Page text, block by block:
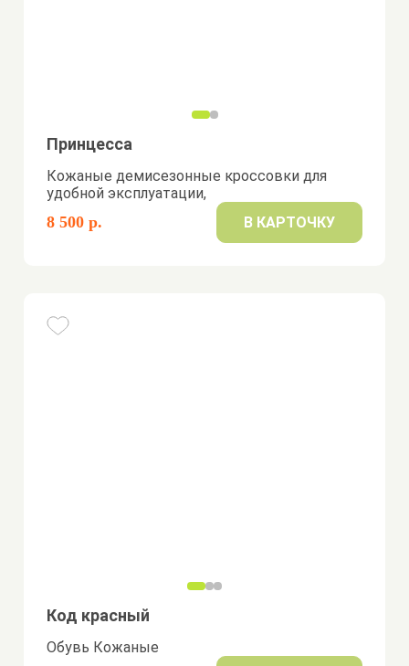
Принцесса
Кожаные демисезонные кроссовки для
удобной эксплуатации,
8 500 р. В КАРТОЧКУ
Код красный
Обувь Кожаные